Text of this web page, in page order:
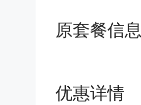
原套餐信息
优惠详情